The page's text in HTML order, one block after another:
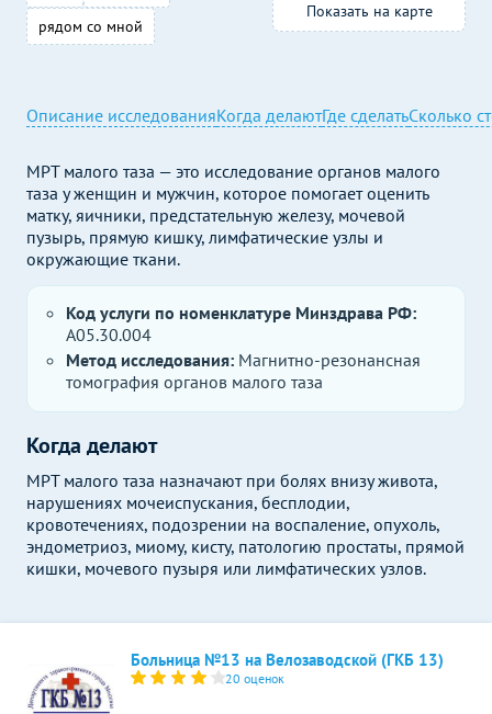
рядом со мной
Показать на карте
Описание исследованияКогда делаютГде сделатьСколько
МРТ малого таза — это исследование органов малого
таза у женщин и мужчин, которое помогает оценить
матку, яичники, предстательную железу, мочевой
пузырь, прямую кишку, лимфатические узлы и
окружающие ткани.
Код услуги по номенклатуре Минздрава РФ:
A05.30.004
Метод исследования: Магнитно-резонансная
томография органов малого таза
Когда делают
МРТ малого таза назначают при болях внизу живота,
нарушениях мочеиспускания, бесплодии,
кровотечениях, подозрении на воспаление, опухоль,
эндометриоз, миому, кисту, патологию простаты, прямой
кишки, мочевого пузыря или лимфатических узлов.
Больница №13 на Велозаводской (ГКБ 13)
20 оценок